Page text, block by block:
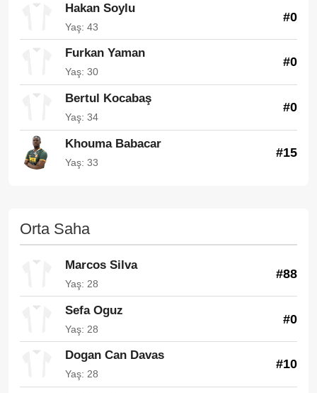
Hakan Soylu
Yaş: 43
#0
Furkan Yaman
Yaş: 30
#0
Bertul Kocabaş
Yaş: 34
#0
Khouma Babacar
Yaş: 33
#15
Orta Saha
Marcos Silva
Yaş: 28
#88
Sefa Oguz
Yaş: 28
#0
Dogan Can Davas
Yaş: 28
#10